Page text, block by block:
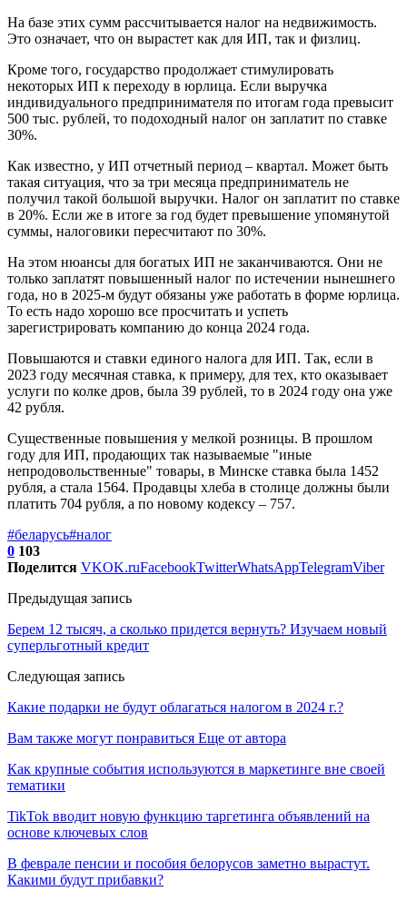
На базе этих сумм рассчитывается налог на недвижимость.
Это означает, что он вырастет как для ИП, так и физлиц.
Кроме того, государство продолжает стимулировать
некоторых ИП к переходу в юрлица. Если выручка
индивидуального предпринимателя по итогам года превысит
500 тыс. рублей, то подоходный налог он заплатит по ставке
30%.
Как известно, у ИП отчетный период – квартал. Может быть
такая ситуация, что за три месяца предприниматель не
получил такой большой выручки. Налог он заплатит по ставке
в 20%. Если же в итоге за год будет превышение упомянутой
суммы, налоговики пересчитают по 30%.
На этом нюансы для богатых ИП не заканчиваются. Они не
только заплатят повышенный налог по истечении нынешнего
года, но в 2025-м будут обязаны уже работать в форме юрлица.
То есть надо хорошо все просчитать и успеть
зарегистрировать компанию до конца 2024 года.
Повышаются и ставки единого налога для ИП. Так, если в
2023 году месячная ставка, к примеру, для тех, кто оказывает
услуги по колке дров, была 39 рублей, то в 2024 году она уже
42 рубля.
Существенные повышения у мелкой розницы. В прошлом
году для ИП, продающих так называемые "иные
непродовольственные" товары, в Минске ставка была 1452
рубля, а стала 1564. Продавцы хлеба в столице должны были
платить 704 рубля, а по новому кодексу – 757.
#беларусь#налог
0 103
Поделится VKOK.ruFacebookTwitterWhatsAppTelegramViber
Предыдущая запись
Берем 12 тысяч, а сколько придется вернуть? Изучаем новый
суперльготный кредит
Следующая запись
Какие подарки не будут облагаться налогом в 2024 г.?
Вам также могут понравиться Еще от автора
Как крупные события используются в маркетинге вне своей
тематики
TikTok вводит новую функцию таргетинга объявлений на
основе ключевых слов
В феврале пенсии и пособия белорусов заметно вырастут.
Какими будут прибавки?